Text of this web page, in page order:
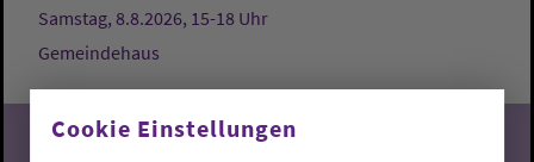
Samstag, 8.8.2026, 15-18 Uhr
Gemeindehaus
Cookie Einstellungen